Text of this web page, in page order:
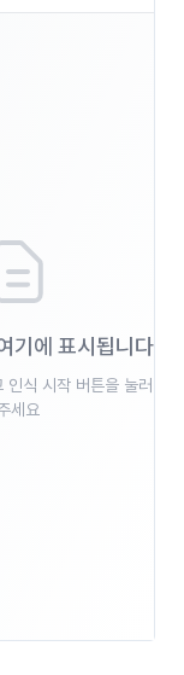
기에 표시됩니다
인식 시작 버튼을 눌러
세요